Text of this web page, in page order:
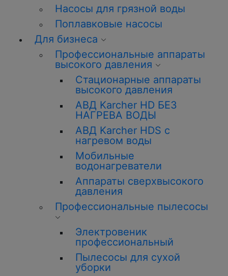
Насосы для грязной воды
Поплавковые насосы
Для бизнеса
Профессиональные аппараты
высокого давления
Стационарные аппараты
высокого давления
АВД Karcher HD БЕЗ
НАГРЕВА ВОДЫ
АВД Karcher HDS с
нагревом воды
Мобильные
водонагреватели
Аппараты сверхвысокого
давления
Профессиональные пылесосы
Электровеник
профессиональный
Пылесосы для сухой
уборки